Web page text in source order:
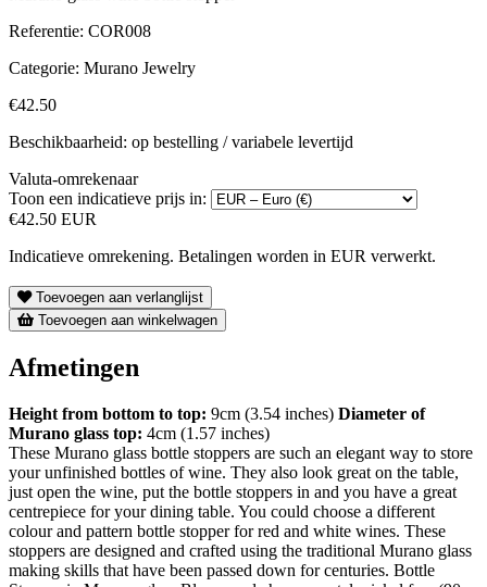
Referentie: COR008
Categorie: Murano Jewelry
€42.50
Beschikbaarheid: op bestelling / variabele levertijd
Valuta-omrekenaar
Toon een indicatieve prijs in:
€42.50 EUR
Indicatieve omrekening. Betalingen worden in EUR verwerkt.
Toevoegen aan verlanglijst
Toevoegen aan winkelwagen
Afmetingen
Height from bottom to top: 9cm (3.54 inches) Diameter of
Murano glass top: 4cm (1.57 inches)
These Murano glass bottle stoppers are such an elegant way to store
your unfinished bottles of wine. They also look great on the table,
just open the wine, put the bottle stoppers in and you have a great
centrepiece for your dining table. You could choose a different
colour and pattern bottle stopper for red and white wines. These
stoppers are designed and crafted using the traditional Murano glass
making skills that have been passed down for centuries. Bottle